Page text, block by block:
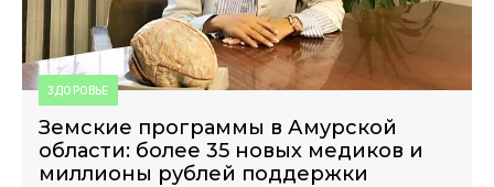
ЗДОРОВЬЕ
Земские программы в Амурской
области: более 35 новых медиков и
миллионы рублей поддержки